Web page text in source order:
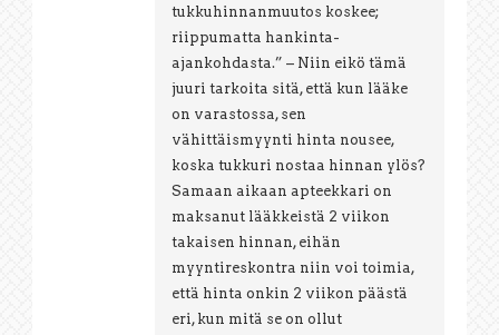
tukkuhinnanmuutos koskee;
riippumatta hankinta-
ajankohdasta.” – Niin eikö tämä
juuri tarkoita sitä, että kun lääke
on varastossa, sen
vähittäismyynti hinta nousee,
koska tukkuri nostaa hinnan ylös?
Samaan aikaan apteekkari on
maksanut lääkkeistä 2 viikon
takaisen hinnan, eihän
myyntireskontra niin voi toimia,
että hinta onkin 2 viikon päästä
eri, kun mitä se on ollut